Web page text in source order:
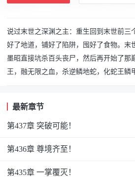
说过末世之深渊之主：重生回到末世前三
好了地道，铺好了陷阱，囤好了食物。末
墨昭直接坑杀百头丧尸，然后再开始了那
王，融无限之血，杀逆鳞地蛇，化蛇王
最新章节
第437章 突破可能！
第436章 尊境齐至！
第435章 一掌覆灭！